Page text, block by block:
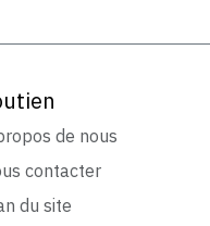
de nous
contacter
du site